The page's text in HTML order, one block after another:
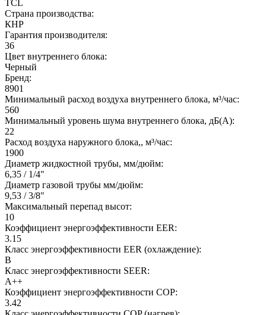
TCL
Страна производства:
КНР
Гарантия производителя:
36
Цвет внутреннего блока:
Черный
Бренд:
8901
Минимальный расход воздуха внутреннего блока, м³/час:
560
Минимальный уровень шума внутреннего блока, дБ(А):
22
Расход воздуха наружного блока,, м³/час:
1900
Диаметр жидкостной трубы, мм/дюйм:
6,35 / 1/4"
Диаметр газовой трубы мм/дюйм:
9,53 / 3/8"
Максимальный перепад высот:
10
Коэффициент энергоэффективности EER:
3.15
Класс энергоэффективности EER (охлаждение):
B
Класс энергоэффективности SEER:
A++
Коэффициент энергоэффективности COP:
3.42